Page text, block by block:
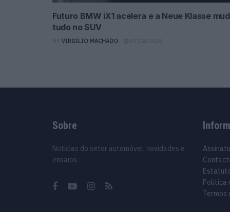
Futuro BMW iX1 acelera e a Neue Klasse
tudo no SUV
BY VIRGILIO MACHADO 07/08/2026
Sobre
Noticias do setor automóvel, novidades e
ensaios.
Política
Termos